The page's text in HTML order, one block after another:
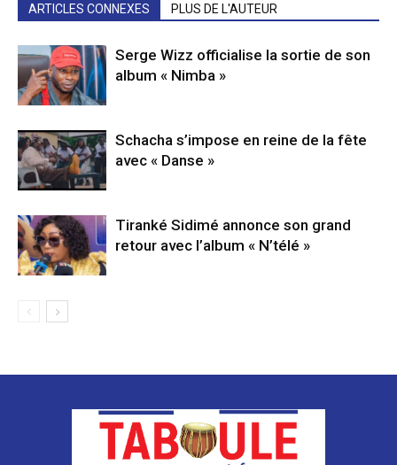
ARTICLES CONNEXES PLUS DE L'AUTEUR
Serge Wizz officialise la sortie de son
album « Nimba »
Schacha s’impose en reine de la fête
avec « Danse »
Tiranké Sidimé annonce son grand
retour avec l’album « N’télé »